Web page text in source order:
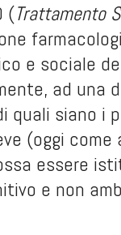
(Trattamento
e sociale
ad
quali siano i
(oggi come
essere
e non